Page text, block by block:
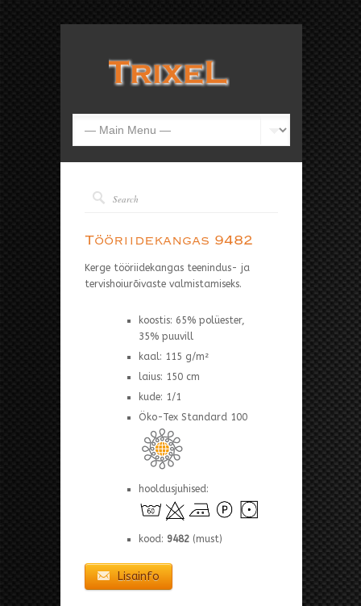
Tööriidekangas 9482
Kerge tööriidekangas teenindus- ja
tervishoiurõivaste valmistamiseks.
koostis: 65% polüester,
35% puuvill
kaal: 115 g/m²
laius: 150 cm
kude: 1/1
Öko-Tex Standard 100
hooldusjuhised:
kood: 9482 (must)
Lisainfo